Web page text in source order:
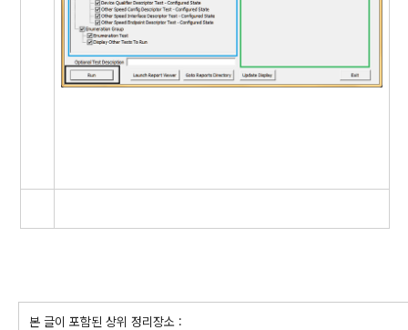
본 글이 포함된 상위 정리장소 :